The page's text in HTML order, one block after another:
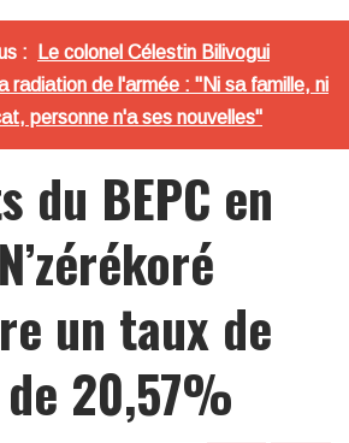
:
Le colonel Célestin Bilivogui
radiation de l'armée : "Ni sa famille, ni
personne n'a ses nouvelles"
du BEPC en
un taux de
20,57%